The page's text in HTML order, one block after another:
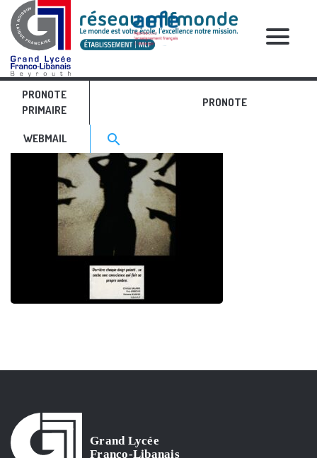
PRONOTE
PRIMAIRE
PRONOTE
WEBMAIL Search for:>
search
RELATIVE POSTS